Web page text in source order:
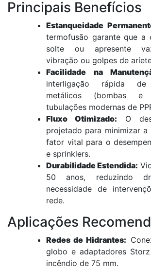
Principais Benefícios
Estanqueidade
termofusão garante que a
solte ou apresente
vibração ou golpes de
Facilidade na
interligação rápida de
metálicos (bombas e
tubulações modernas de
Fluxo Otimizado: O
projetado para minimizar a
fator vital para o
e sprinklers.
Durabilidade Estendida:
50 anos, reduzindo
necessidade de
rede.
Aplicações
Redes de Hidrantes:
globo e adaptadores
incêndio de 75 mm.